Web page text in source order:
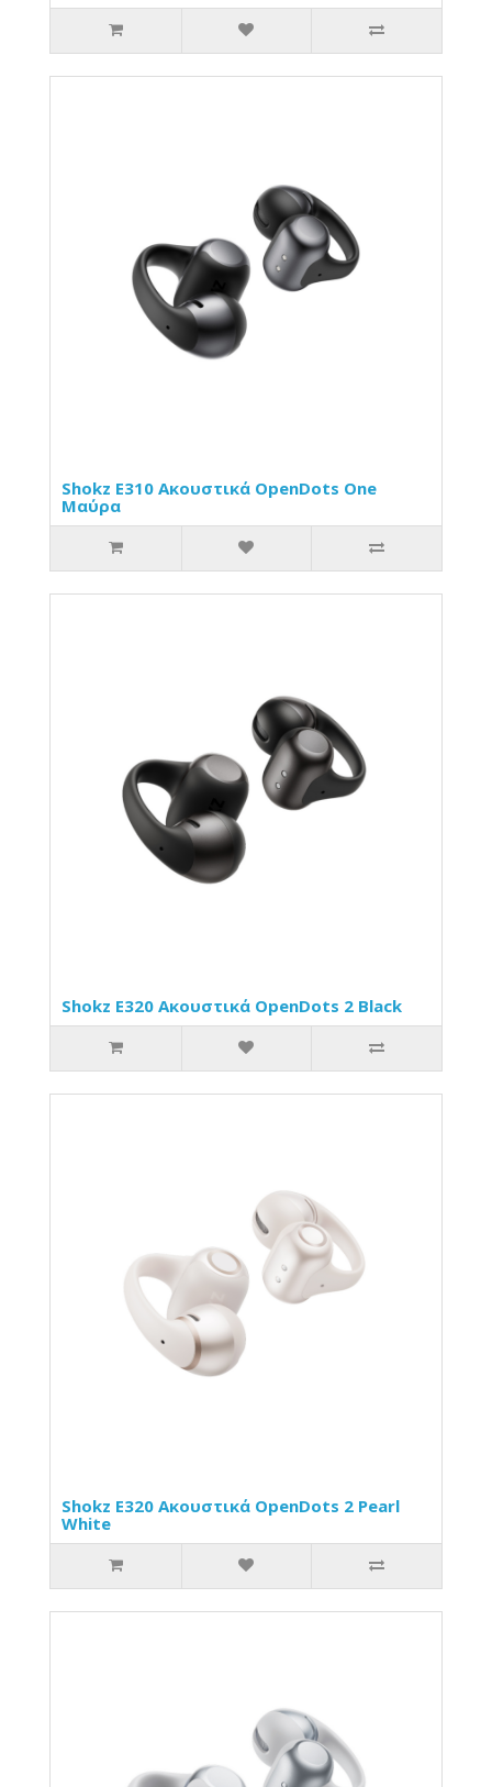
Shokz E310 Ακουστικά OpenDots One
Μαύρα
Shokz E320 Ακουστικά OpenDots 2 Black
Shokz E320 Ακουστικά OpenDots 2 Pearl
White